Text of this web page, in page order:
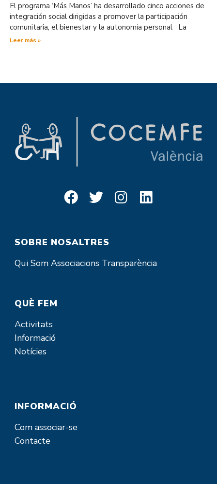
El programa ‘Más Manos’ ha desarrollado cinco acciones de
integración social dirigidas a promover la participación
comunitaria, el bienestar y la autonomía personal La
Leer más »
SOBRE NOSALTRES
Qui Som Associacions Transparència
QUÈ FEM
Activitats
Informació
Notícies
INFORMACIÓ
Com associar-se
Contacte